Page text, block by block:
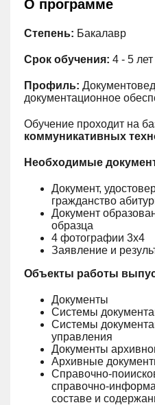
О программе
Степень: Бакалавр
Срок обучения: 4 - 5 лет
Профиль:
документационное
Обучение проходит на
коммуникативных
Необходимые
Документ,
гражданство
Документ
образца
4 фотографии 3х4
Заявление и
Объекты работы
Документы
Системы
Системы
управления
Документы
Архивные
Справочно-
справочно-
составе и